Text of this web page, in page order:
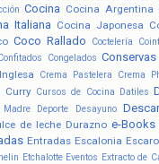
Cocina Cocina Argentina
Italiana Cocina Japonesa
Coco Rallado Coctelería
Congelados Conservas
Crema Pastelera Crema
Curry Cursos de Cocina Datiles
Deporte Desayuno
de leche Durazno e-Books
Entradas Escalonia
Etchalotte Eventos Extracto de